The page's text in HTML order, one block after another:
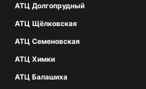
АТЦ Долгопрудный
АТЦ Щёлковская
АТЦ Семеновская
АТЦ Химки
АТЦ Балашиха